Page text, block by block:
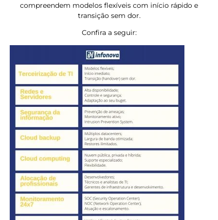
compreendem modelos flexíveis com início rápido e
transição sem dor.
Confira a seguir: